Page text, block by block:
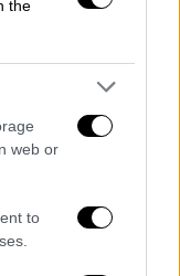
the
web or
to
με τη
του
της
των
υποβάλει
κ. Λινού-